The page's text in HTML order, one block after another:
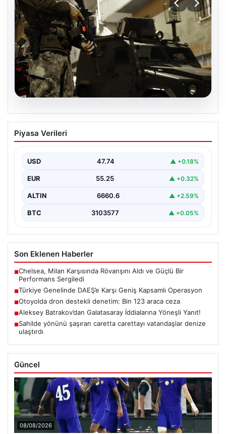
07.08.2026
Türkiye Genelinde DAEŞ’e Karşı Geniş
Kapsamlı Operasyon
yönelik 30 şehirde büyük çaplı bir operasyon
gerçekleştirildi. Jandarma…
Piyasa Verileri
USD 47.74 ▲ +0.18%
EUR 55.25 ▲ +0.32%
ALTIN 6660.6 ▲ +2.59%
BTC 3103577 ▲ +0.05%
Son Eklenen Haberler
■Chelsea, Milan Karşısında Rövanşını Aldı ve Güçlü Bir
Performans Sergiledi
■Türkiye Genelinde DAEŞ’e Karşı Geniş Kapsamlı Operasyon
■Otoyolda dron destekli denetim: Bin 123 araca ceza
■Aleksey Batrakov’dan Galatasaray İddialarına Yöneşli Yanıt!
■Sahilde yönünü şaşıran caretta carettayı vatandaşlar denize
ulaştırdı
Güncel
08/08/2026